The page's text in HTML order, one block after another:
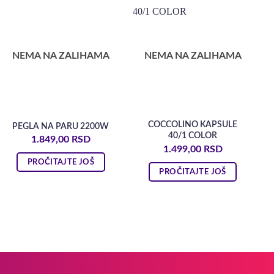
NEMA NA ZALIHAMA
PEGLA NA PARU 2200W
1.849,00 RSD
PROČITAJTE JOŠ
NEMA NA ZALIHAMA
COCCOLINO KAPSULE
40/1 COLOR
1.499,00 RSD
PROČITAJTE JOŠ